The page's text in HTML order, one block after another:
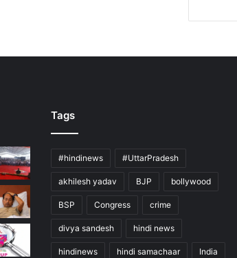
Tags
#hindinews #UttarPradesh
akhilesh yadav BJP bollywood
BSP Congress crime
divya sandesh hindi news
hindinews hindi samachaar India